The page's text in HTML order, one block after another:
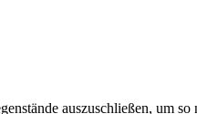
auszuschließen, um so